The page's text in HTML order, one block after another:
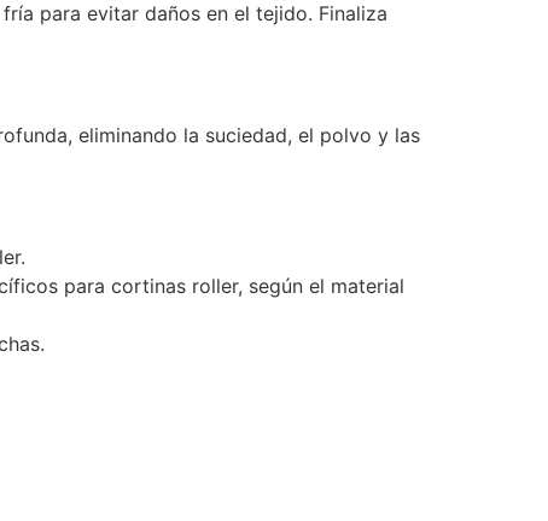
para evitar daños en el tejido. Finaliza
eliminando la suciedad, el polvo y las
para cortinas roller, según el material